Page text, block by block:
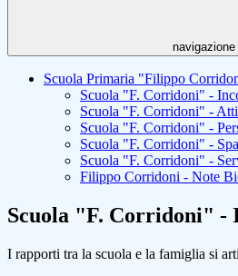
navigazione
Scuola Primaria "Filippo
Scuola "F. Corridoni" -
Scuola "F. Corridoni" -
Scuola "F. Corridoni" -
Scuola "F. Corridoni" -
Scuola "F. Corridoni" -
Filippo Corridoni - Note
Scuola "F. Corridoni" -
I rapporti tra la scuola e la famiglia si